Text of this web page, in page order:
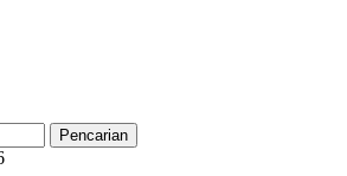
Pencarian